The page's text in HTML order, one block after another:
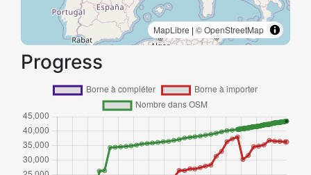
MapLibre | © OpenStreetMap
Progress